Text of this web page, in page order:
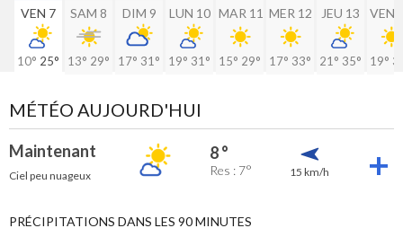
VEN 7
10° 25°
SAM 8
13° 29°
DIM 9
17° 31°
LUN 10
19° 31°
MAR 11
15° 29°
MER 12
17° 33°
JEU 13
21° 35°
VEN
19°
MÉTÉO AUJOURD'HUI
Maintenant
Ciel peu nuageux
8 °
Res : 7° 15 km/h
PRÉCIPITATIONS DANS LES 90 MINUTES